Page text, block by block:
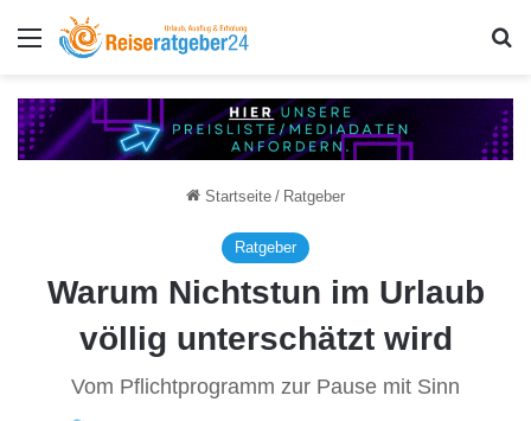
Menü
Startseite / Ratgeber
Ratgeber
Warum Nichtstun im Urlaub
völlig unterschätzt wird
Vom Pflichtprogramm zur Pause mit Sinn